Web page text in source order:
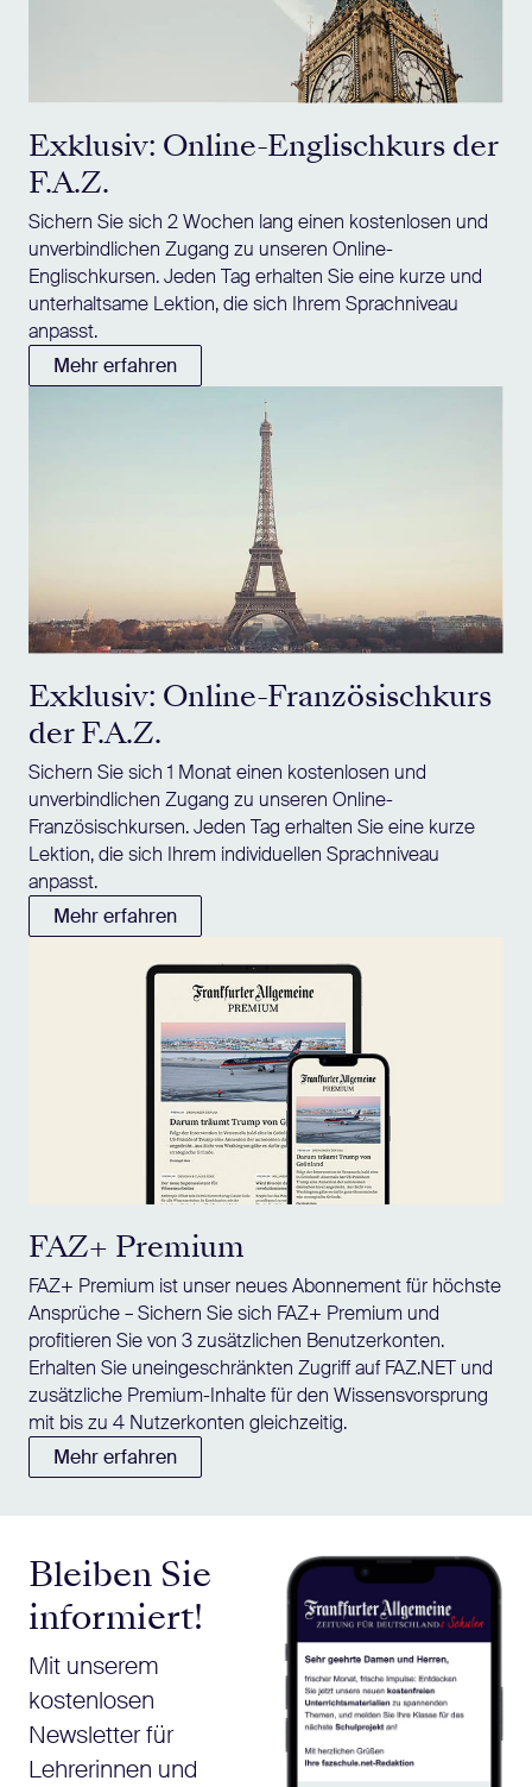
Exklusiv: Online-Englischkurs der
F.A.Z.
Sichern Sie sich 2 Wochen lang einen kostenlosen und
unverbindlichen Zugang zu unseren Online-
Englischkursen. Jeden Tag erhalten Sie eine kurze und
unterhaltsame Lektion, die sich Ihrem Sprachniveau
anpasst.
Mehr erfahren
Exklusiv: Online-Französischkurs
der F.A.Z.
Sichern Sie sich 1 Monat einen kostenlosen und
unverbindlichen Zugang zu unseren Online-
Französischkursen. Jeden Tag erhalten Sie eine kurze
Lektion, die sich Ihrem individuellen Sprachniveau
anpasst.
Mehr erfahren
FAZ+ Premium
FAZ+ Premium ist unser neues Abonnement für höchste
Ansprüche – Sichern Sie sich FAZ+ Premium und
profitieren Sie von 3 zusätzlichen Benutzerkonten.
Erhalten Sie uneingeschränkten Zugriff auf FAZ.NET und
zusätzliche Premium-Inhalte für den Wissensvorsprung
mit bis zu 4 Nutzerkonten gleichzeitig.
Mehr erfahren
Bleiben Sie
informiert!
Mit unserem
kostenlosen
Newsletter für
Lehrerinnen und